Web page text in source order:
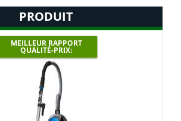
PRODUIT
MEILLEUR RAPPORT
QUALITÉ-PRIX: